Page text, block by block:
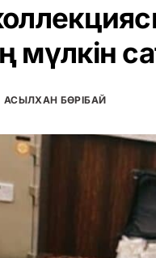
мүлкін
АСЫЛХАН БӨРІБАЙ